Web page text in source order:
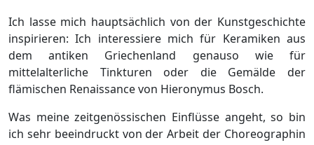
Ich lasse mich hauptsächlich von der Kunstgeschichte
inspirieren: Ich interessiere mich für Keramiken aus
dem antiken Griechenland genauso wie für
mittelalterliche Tinkturen oder die Gemälde der
flämischen Renaissance von Hieronymus Bosch.
Was meine zeitgenössischen Einflüsse angeht, so bin
ich sehr beeindruckt von der Arbeit der Choreographin